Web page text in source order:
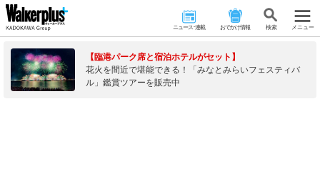
ニュース･連載 おでかけ情報 検 索 メニュー
【臨港パーク席と宿泊ホテルがセット】
花火を間近で堪能できる！「みなとみらいフェスティバ
ル」鑑賞ツアーを販売中